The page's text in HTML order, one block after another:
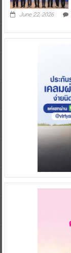
June 22, 2026